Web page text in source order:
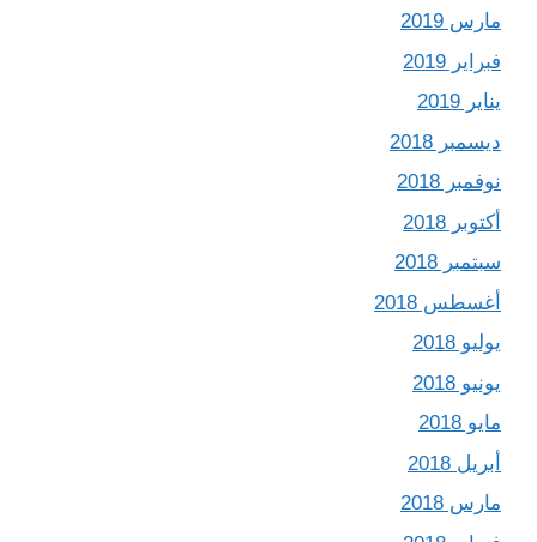
مارس 2019
فبراير 2019
يناير 2019
ديسمبر 2018
نوفمبر 2018
أكتوبر 2018
سبتمبر 2018
أغسطس 2018
يوليو 2018
يونيو 2018
مايو 2018
أبريل 2018
مارس 2018